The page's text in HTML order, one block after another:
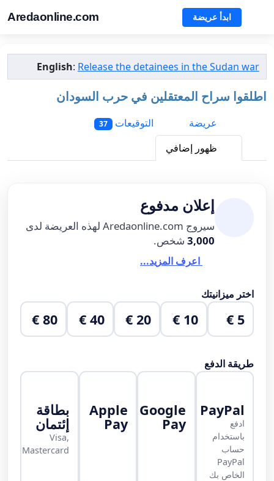
Aredaonline.com ابدأ عريضة
English: Release the detainees in the Sudan war
اطلقوا سراح المعتقلين في حرب السودان
عريضة
التوقيعات 37
ظهور إضافي
إعلان مدفوع
سيروج Aredaonline.com لهذه العريضة لدى
3,000 شخص.
اعرف المزيد...
اختر ميزانيتك
5 €
10 €
20 €
40 €
80 €
طريقة الدفع
PayPal
ادفع
باستخدام
حساب
PayPal
الخاص بك
Google
Pay
Apple
Pay
بطاقة
إئتمان
Visa,
Mastercard